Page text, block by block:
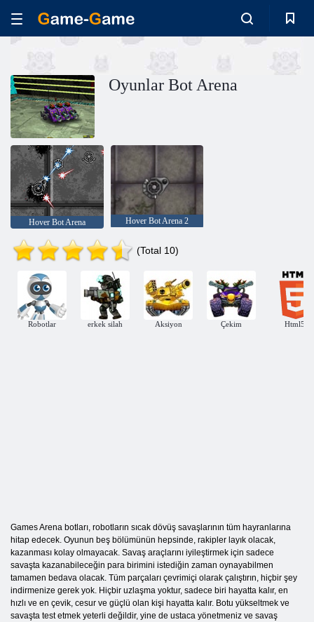
Oyunlar Bot Arena
Hover Bot Arena Hover Bot Arena 2
(Total 10)
Robotlar erkek silah Aksiyon Çekim Html5
Games Arena botları, robotların sıcak dövüş savaşlarının tüm hayranlarına
hitap edecek. Oyunun beş bölümünün hepsinde, rakipler layık olacak,
kazanması kolay olmayacak. Savaş araçlarını iyileştirmek için sadece
savaşta kazanabileceğin para birimini istediğin zaman oynayabilmen
tamamen bedava olacak. Tüm parçaları çevrimiçi olarak çalıştırın, hiçbir şey
indirmenize gerek yok. Hiçbir uzlaşma yoktur, sadece biri hayatta kalır, en
hızlı ve en çevik, cesur ve güçlü olan kişi hayatta kalır. Botu yükseltmek ve
savaşta test etmek yeterli değildir, yine de ustaca yönetmeniz ve savaş